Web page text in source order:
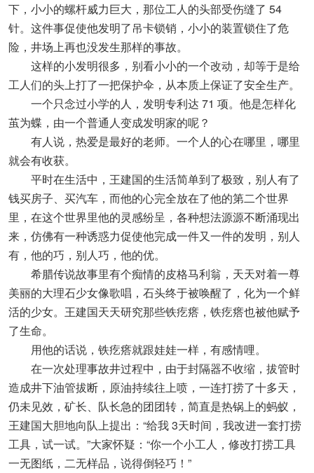
下，小小的螺杆威力巨大，那位工人的头部受伤缝了 54
针。这件事促使他发明了吊卡锁销，小小的装置锁住了危
险，井场上再也没发生那样的事故。
这样的小发明很多，别看小小的一个改动，却等于是给
工人们的头上打了一把保护伞，从本质上保证了安全生产。
一个只念过小学的人，发明专利达 71 项。他是怎样化
茧为蝶，由一个普通人变成发明家的呢？
有人说，热爱是最好的老师。一个人的心在哪里，哪里
就会有收获。
平时在生活中，王建国的生活简单到了极致，别人有了
钱买房子、买汽车，而他的心完全放在了他的第二个世界
里，在这个世界里他的灵感纷呈，各种想法源源不断涌现出
来，仿佛有一种诱惑力促使他完成一件又一件的发明，别人
有，他的巧，别人巧，他的优。
希腊传说故事里有个痴情的皮格马利翁，天天对着一尊
美丽的大理石少女像歌唱，石头终于被唤醒了，化为一个鲜
活的少女。王建国天天研究那些铁疙瘩，铁疙瘩也被他赋予
了生命。
用他的话说，铁疙瘩就跟娃娃一样，有感情哩。
在一次处理事故井过程中，由于封隔器不收缩，拔管时
造成井下油管拔断，原油持续往上喷，一连打捞了十多天，
仍未见效，矿长、队长急的团团转，简直是热锅上的蚂蚁，
王建国大胆地向队上提出：“给我 3天时间，我改进一套打捞
工具，试一试。”大家怀疑：“你一个小工人，修改打捞工具
一无图纸，二无样品，说得倒轻巧！”